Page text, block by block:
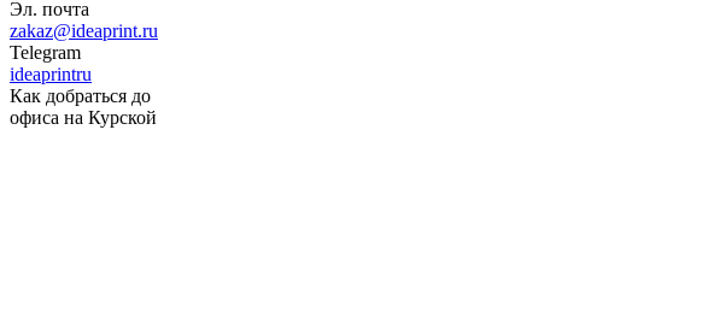
Эл. почта
zakaz@ideaprint.ru
Telegram
ideaprintru
Как добраться до
офиса на Курской